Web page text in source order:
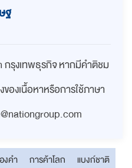
ฐ
รุงเทพธุรกิจ หากมีคำติชม
องเนื้อหาหรือการใช้ภาษา
งคำ การค้าโลก
แบงก์ชาติ